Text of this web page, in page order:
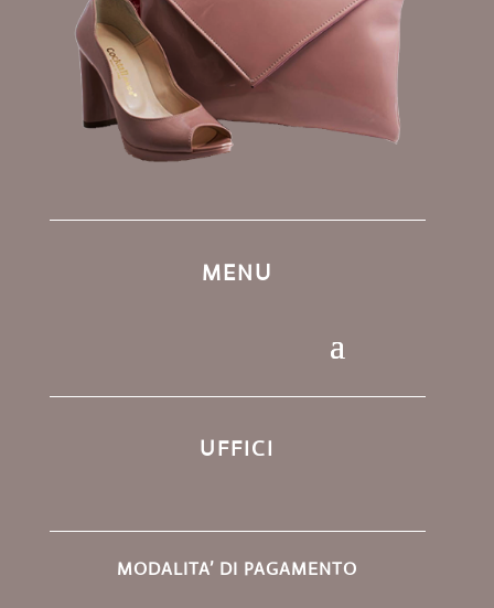
MENU
UFFICI
MODALITA’ DI PAGAMENTO